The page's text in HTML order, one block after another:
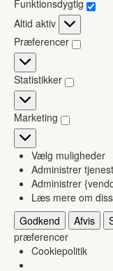
Funktionsdygtig
Funktionsdygtig
Altid aktiv
Præferencer
Præferencer
Statistikker
Statistikker
Marketing
Marketing
Vælg muligheder
Administrer
Administrer
Læs mere om
Godkend
Afvis
præferencer
Cookiepolitik